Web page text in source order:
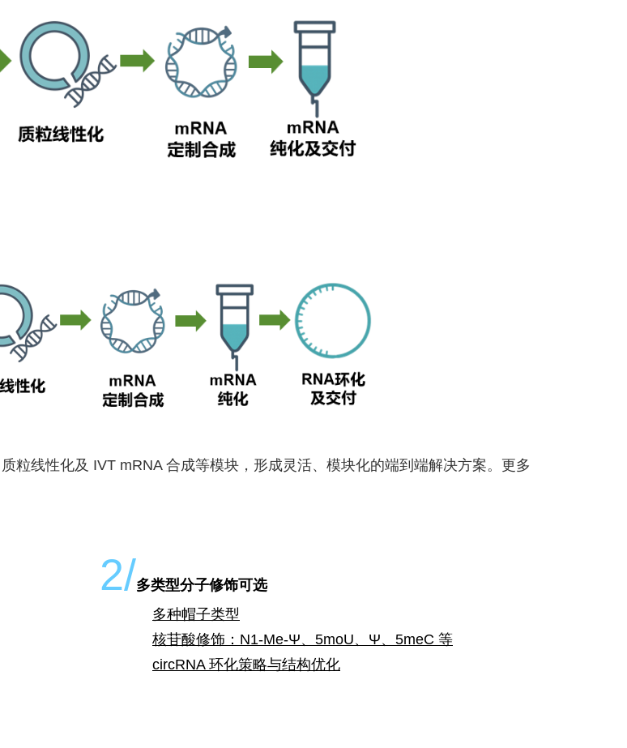
粒线性化及 IVT mRNA 合成等模块，形成灵活、模块化的端到端解决方案。更多
2/多类型分子修饰可选
多种帽子类型
核苷酸修饰：N1-Me-Ψ、5moU、Ψ、5meC 等
circRNA 环化策略与结构优化